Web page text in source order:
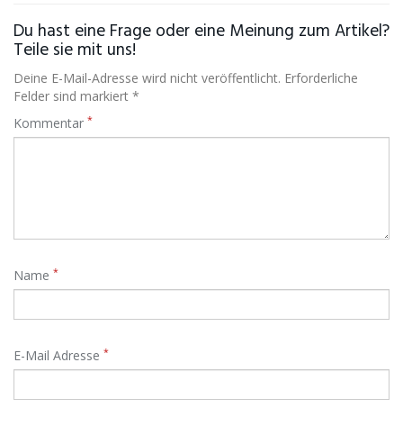
Du hast eine Frage oder eine Meinung zum Artikel?
Teile sie mit uns!
Deine E-Mail-Adresse wird nicht veröffentlicht. Erforderliche
Felder sind markiert *
Kommentar *
Name *
E-Mail Adresse *